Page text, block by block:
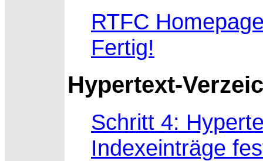
RTFC
Fertig!
Hypertext-
Schritt 4:
Indexeinträge